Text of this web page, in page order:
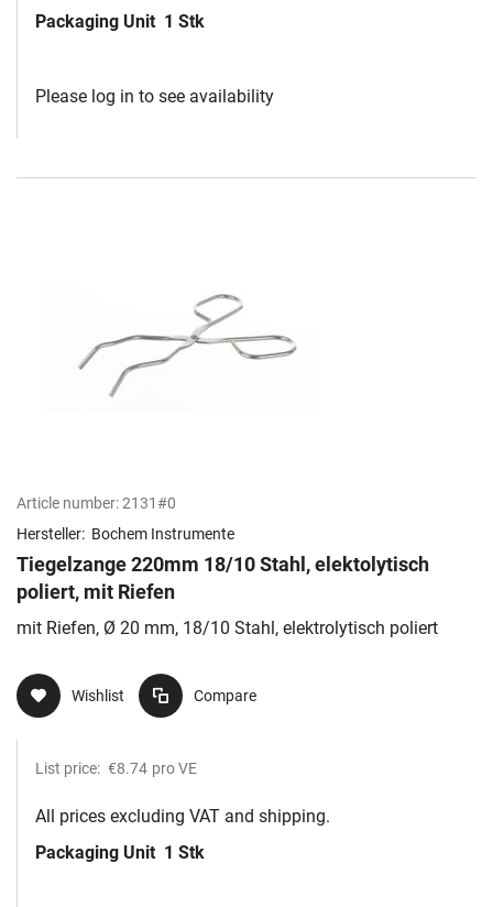
Packaging Unit 1 Stk
Please log in to see availability
Article number:2131#0
Hersteller: Bochem Instrumente
Tiegelzange 220mm 18/10 Stahl, elektolytisch
poliert, mit Riefen
mit Riefen, Ø 20 mm, 18/10 Stahl, elektrolytisch poliert
Wishlist Compare
List price: €8.74 pro VE
All prices excluding VAT and shipping.
Packaging Unit 1 Stk